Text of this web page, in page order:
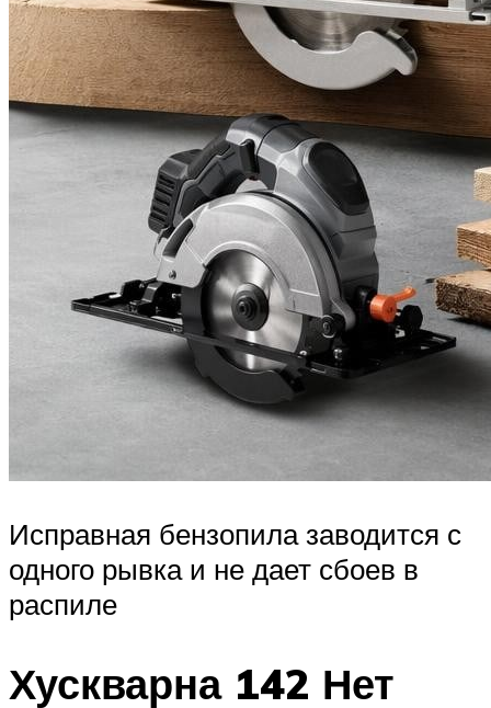
Исправная бензопила заводится с
одного рывка и не дает сбоев в
распиле
Хускварна 142 Нет